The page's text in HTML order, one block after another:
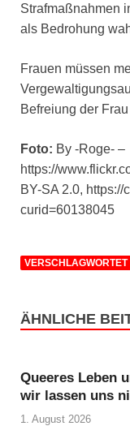
Strafmaßnahmen
als Bedrohung
Frauen müssen
Befreiung der
Foto: By -Roge- –
https://
BY-SA 2.0,
curid=60138045
VERSCHLAGWORTET
ÄHNLICHE
Queeres Leben
wir lassen uns
1. August 2026